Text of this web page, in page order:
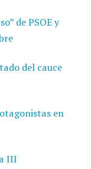
de PSOE y
del cauce
en
III